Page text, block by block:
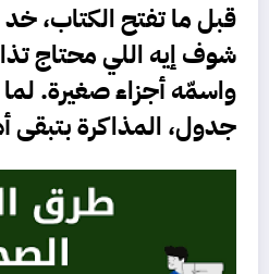
قبل ما تفتح الكتاب،
شوف إيه اللي محتاج
واسمّه أجزاء صغيرة.
جدول، المذاكرةبتبقى